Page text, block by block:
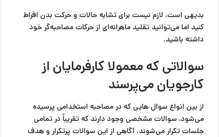
بدیهی است، لازم نیست برای تشابه حالات و حرکت بدن افراط
کنید اما می‌توانید تقلید ماهرانه‌ای از حرکات مصاحبه‌گر خود
داشته باشید.
سوالاتی که معمولا کارفرمایان از
کارجویان می‌پرسند
از بین انواع سوال هایی که در مصاحبه استخدامی پرسیده
می‌شود، سوالات مشخصی وجود دارند که تقریباً در تمامی
جلسات تکرار می‌شوند. آگاهی از این سوالات پرتکرار و هدف